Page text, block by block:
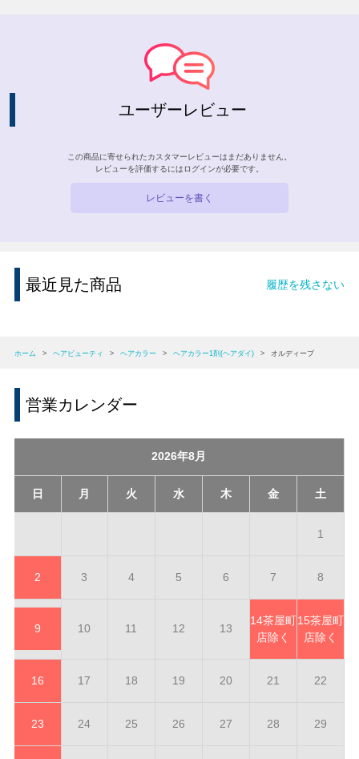
ユーザーレビュー
この商品に寄せられたカスタマーレビューはまだありません。
レビューを評価するには ログインが必要です。
レビューを書く
最近見た商品 履歴を残さない
ホーム > ヘアビューティ > ヘアカラー > ヘアカラー1剤(ヘアダイ) > オルディーブ
営業カレンダー
2026年8月
日 月 火 水 木 金 土
1
2 3 4 5 6 7 8
9 10 11 12 13
14茶屋町
店除く
15茶屋町
店除く
16 17 18 19 20 21 22
23 24 25 26 27 28 29